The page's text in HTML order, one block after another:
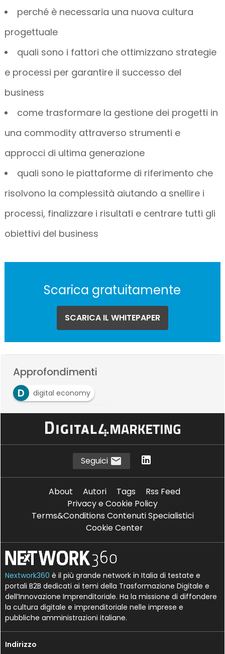
perché è necessaria una nuova cultura
progettuale
quali sono i fattori che ottimizzano strategie
e processi per garantire il successo del
business
come trasformare la gestione dei progetti in
una commodity attraverso strumenti e
approcci di ultima generazione
quali sono le piattaforme di riferimento che
risolvono la complessità aiutando a snellire i
processi, finalizzare i risultati e centrare tutti gli
obiettivi del business
Scarica gratuitamente
SCARICA IL WHITEPAPER
Approfondimenti
D
digital economy
P Project management
real time economy
Seguici
About Autori Tags
Rss Feed
Privacy e Cookie Policy
Terms&Conditions Contenuti Specialistici
Cookie Center
Nextwork360 è il più grande network in Italia di testate e
portali B2B dedicati ai temi della Trasformazione Digitale e
dell’Innovazione Imprenditoriale. Ha la missione di diffondere
la cultura digitale e imprenditoriale nelle imprese e
pubbliche amministrazioni italiane.
Indirizzo